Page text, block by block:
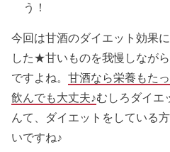
う！
今回は甘酒のダイエット効果
した★甘いものを我慢しなが
ですよね。甘酒なら栄養もた
飲んでも大丈夫♪むしろダイエ
んて、ダイエットをしている
いですね♪